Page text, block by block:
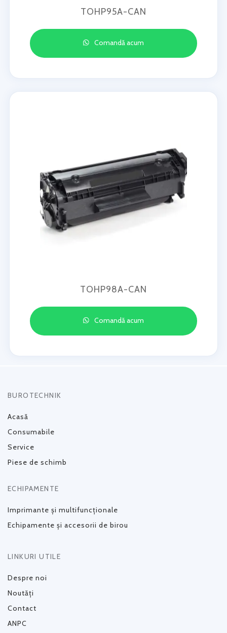
TOHP95A-CAN
Comandă acum
TOHP98A-CAN
Comandă acum
BUROTECHNIK
Acasă
Consumabile
Service
Piese de schimb
ECHIPAMENTE
Imprimante și multifuncționale
Echipamente și accesorii de birou
LINKURI UTILE
Despre noi
Noutăți
Contact
ANPC